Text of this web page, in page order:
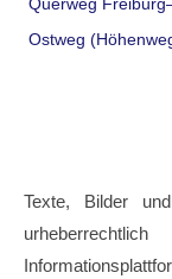
Ostweg
Texte, Bilder